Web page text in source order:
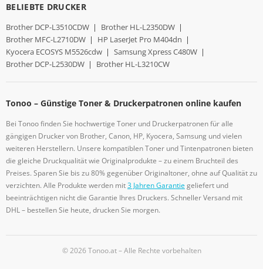
BELIEBTE DRUCKER
Brother DCP-L3510CDW | Brother HL-L2350DW |
Brother MFC-L2710DW | HP LaserJet Pro M404dn |
Kyocera ECOSYS M5526cdw | Samsung Xpress C480W |
Brother DCP-L2530DW | Brother HL-L3210CW
Tonoo – Günstige Toner & Druckerpatronen online kaufen
Bei Tonoo finden Sie hochwertige Toner und Druckerpatronen für alle
gängigen Drucker von Brother, Canon, HP, Kyocera, Samsung und vielen
weiteren Herstellern. Unsere kompatiblen Toner und Tintenpatronen bieten
die gleiche Druckqualität wie Originalprodukte – zu einem Bruchteil des
Preises. Sparen Sie bis zu 80% gegenüber Originaltoner, ohne auf Qualität zu
verzichten. Alle Produkte werden mit3 Jahren Garantiegeliefert und
beeinträchtigen nicht die Garantie Ihres Druckers. Schneller Versand mit
DHL – bestellen Sie heute, drucken Sie morgen.
© 2026 Tonoo.at – Alle Rechte vorbehalten